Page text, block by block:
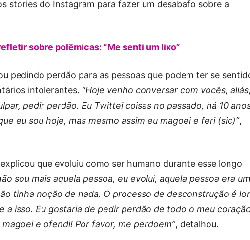
stories do Instagram para fazer um desabafo sobre a
sobre polêmicas: “Me senti um lixo”
pedindo perdão para as pessoas que podem ter se
intolerantes. “Hoje venho conversar com vocês, aliás,
pedir perdão. Eu Twittei coisas no passado, há 10
eu sou hoje, mas mesmo assim eu magoei e feri (sic)”,
que evoluiu como ser humano durante esse longo
sou mais aquela pessoa, eu evoluí, aquela pessoa era
tinha noção de nada. O processo de desconstrução é
a isso. Eu gostaria de pedir perdão de todo o meu
e ofendi! Por favor, me perdoem”, detalhou.